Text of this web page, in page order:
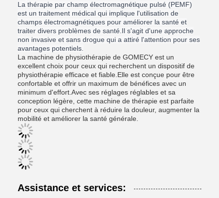
La thérapie par champ électromagnétique pulsé (PEMF)
est un traitement médical qui implique l'utilisation de
champs électromagnétiques pour améliorer la santé et
traiter divers problèmes de santé.Il s'agit d'une approche
non invasive et sans drogue qui a attiré l'attention pour ses
avantages potentiels.
La machine de physiothérapie de GOMECY est un
excellent choix pour ceux qui recherchent un dispositif de
physiothérapie efficace et fiable.Elle est conçue pour être
confortable et offrir un maximum de bénéfices avec un
minimum d'effort.Avec ses réglages réglables et sa
conception légère, cette machine de thérapie est parfaite
pour ceux qui cherchent à réduire la douleur, augmenter la
mobilité et améliorer la santé générale.
Assistance et services: